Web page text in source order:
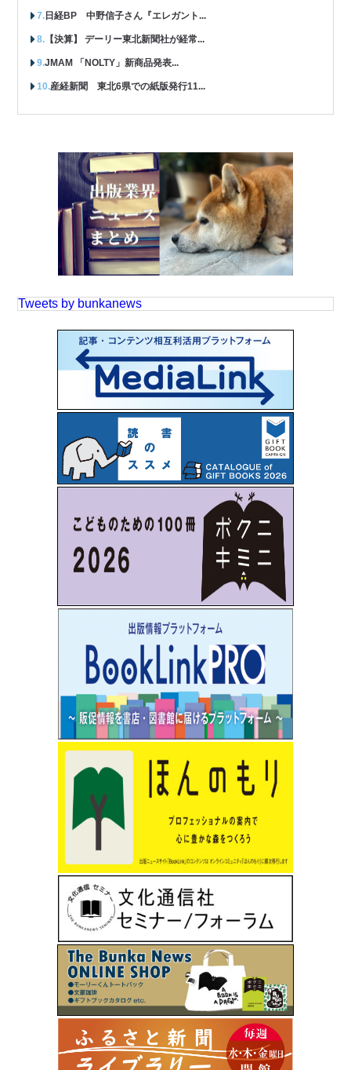
日経BP 中野信子さん『エレガント...
【決算】 デーリー東北新聞社が経常...
JMAM 「NOLTY」新商品発表...
産経新聞 東北6県での紙版発行11...
Tweets by bunkanews